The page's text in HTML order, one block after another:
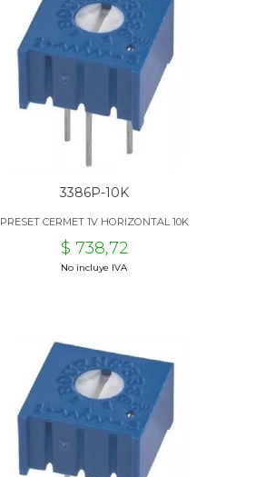
3386P-10K
PRESET CERMET 1V HORIZONTAL 10K
$ 738,72
No incluye IVA